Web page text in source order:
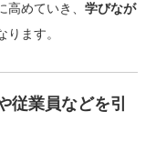
めていき、 学びなが
ります。
従業員などを引